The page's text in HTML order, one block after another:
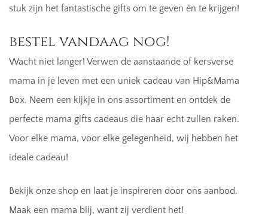
stuk zijn het fantastische gifts om te geven én te krijgen!
bestel vandaag nog!
Wacht niet langer! Verwen de aanstaande of kersverse
mama in je leven met een uniek cadeau van Hip&Mama
Box. Neem een kijkje in ons assortiment en ontdek de
perfecte mama gifts cadeaus die haar echt zullen raken.
Voor elke mama, voor elke gelegenheid, wij hebben het
ideale cadeau!
Bekijk onze shop en laat je inspireren door ons aanbod.
Maak een mama blij, want zij verdient het!